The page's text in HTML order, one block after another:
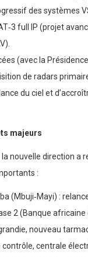
des systèmes
full IP (projet
(avec la
de radars
du ciel et
majeurs
nouvelle direction a
:
(Mbuji‑Mayi) :
2 (Banque
nouveau
contrôle, centrale